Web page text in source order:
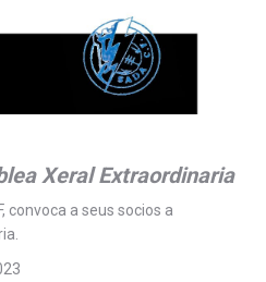
Xeral Extraordinaria
convoca a seus socios a